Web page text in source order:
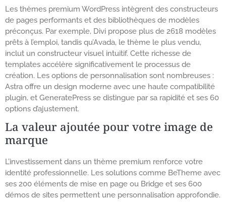
Les thèmes premium WordPress intègrent des constructeurs
de pages performants et des bibliothèques de modèles
préconçus. Par exemple, Divi propose plus de 2618 modèles
prêts à l’emploi, tandis qu’Avada, le thème le plus vendu,
inclut un constructeur visuel intuitif. Cette richesse de
templates accélère significativement le processus de
création. Les options de personnalisation sont nombreuses :
Astra offre un design moderne avec une haute compatibilité
plugin, et GeneratePress se distingue par sa rapidité et ses 60
options d’ajustement.
La valeur ajoutée pour votre image de
marque
L’investissement dans un thème premium renforce votre
identité professionnelle. Les solutions comme BeTheme avec
ses 200 éléments de mise en page ou Bridge et ses 600
démos de sites permettent une personnalisation approfondie.